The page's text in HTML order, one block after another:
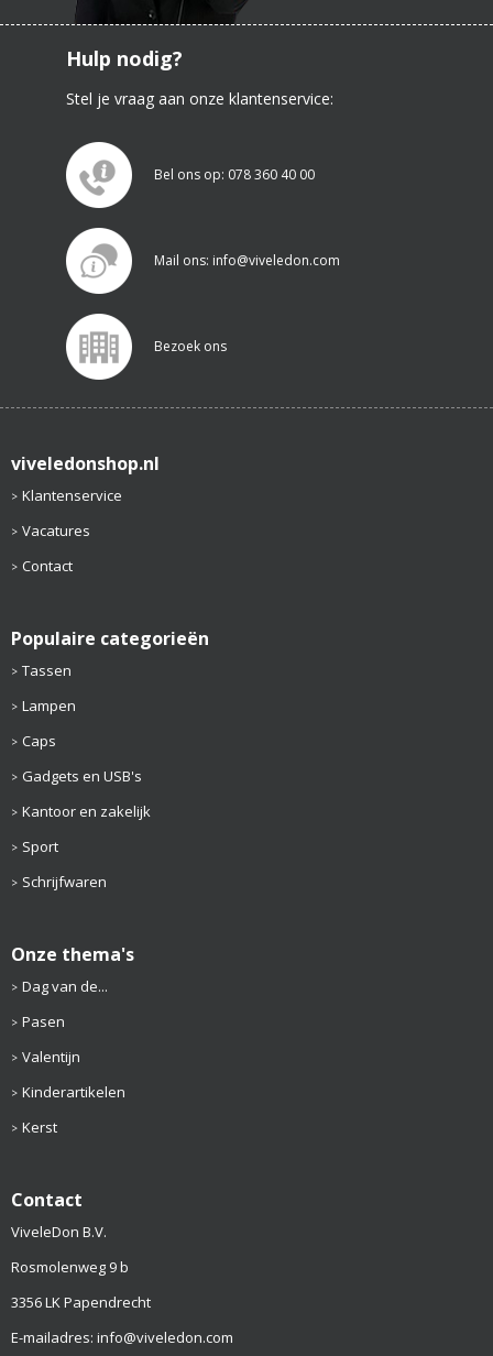
Hulp nodig?
Stel je vraag aan onze klantenservice:
Bel ons op: 078 360 40 00
Mail ons: info@viveledon.com
Bezoek ons
viveledonshop.nl
Klantenservice
Vacatures
Contact
Populaire categorieën
Tassen
Lampen
Caps
Gadgets en USB's
Kantoor en zakelijk
Sport
Schrijfwaren
Onze thema's
Dag van de...
Pasen
Valentijn
Kinderartikelen
Kerst
Contact
ViveleDon B.V.
Rosmolenweg 9 b
3356 LK Papendrecht
E-mailadres: info@viveledon.com